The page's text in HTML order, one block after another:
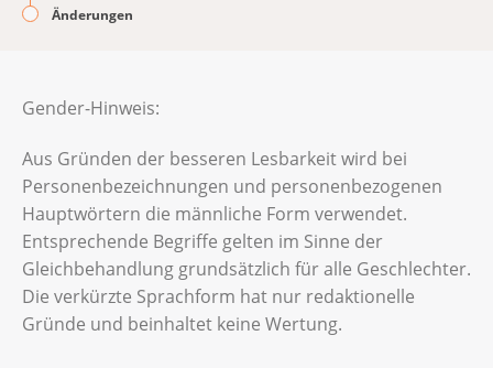
Änderungen
Gender-Hinweis:
Aus Gründen der besseren Lesbarkeit wird bei
Personenbezeichnungen und personenbezogenen
Hauptwörtern die männliche Form verwendet.
Entsprechende Begriffe gelten im Sinne der
Gleichbehandlung grundsätzlich für alle Geschlechter.
Die verkürzte Sprachform hat nur redaktionelle
Gründe und beinhaltet keine Wertung.